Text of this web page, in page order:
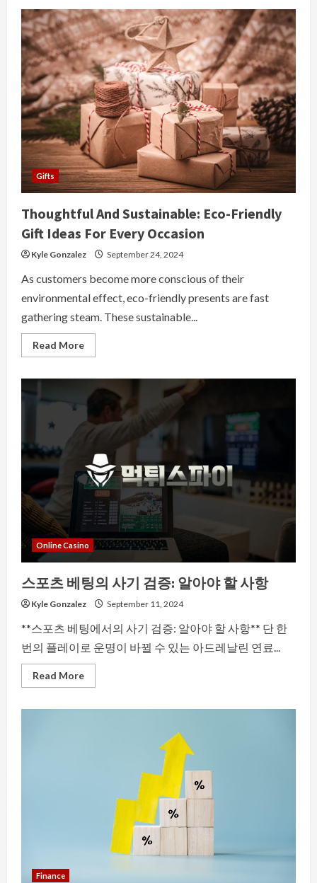
전
한
도
박
경
험
을
위
한
최
고
의
안
전
한
스
포
츠
베
웹
사
이
트
Gifts
Thoughtful And Sustainable: Eco-Friendly
Gift Ideas For Every Occasion
Kyle Gonzalez September 24, 2024
As customers become more conscious of their
environmental effect, eco-friendly presents are fast
gathering steam. These sustainable...
Read MoreRead
more
Sustainable:
Friendly
Gift
Ideas
Every
Occasion
Online Casino
스포츠 베팅의 사기 검증: 알아야 할 사항
Kyle Gonzalez September 11, 2024
**스포츠 베팅에서의 사기 검증: 알아야 할 사항** 단 한
번의 플레이로 운명이 바뀔 수 있는 아드레날린 연료...
Read MoreRead
more
Finance